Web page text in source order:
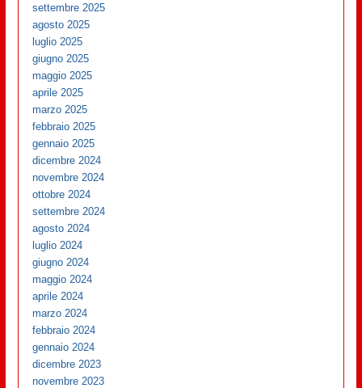
settembre 2025
agosto 2025
luglio 2025
giugno 2025
maggio 2025
aprile 2025
marzo 2025
febbraio 2025
gennaio 2025
dicembre 2024
novembre 2024
ottobre 2024
settembre 2024
agosto 2024
luglio 2024
giugno 2024
maggio 2024
aprile 2024
marzo 2024
febbraio 2024
gennaio 2024
dicembre 2023
novembre 2023